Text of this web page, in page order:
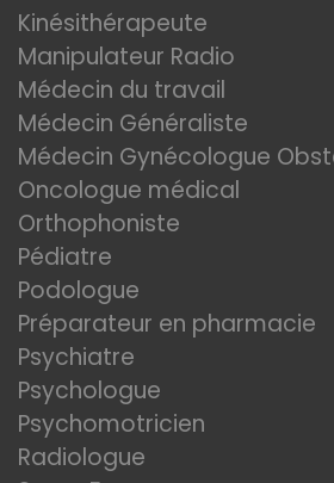
Kinésithérapeute
Manipulateur Radio
Médecin du travail
Médecin Généraliste
Médecin Gynécologue
Oncologue médical
Orthophoniste
Pédiatre
Podologue
Préparateur en pharmacie
Psychiatre
Psychologue
Psychomotricien
Radiologue